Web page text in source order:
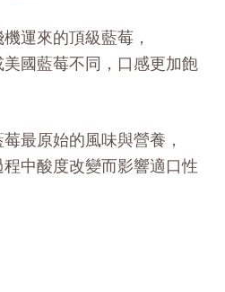
運來的頂級藍莓，
國藍莓不同，口感更加飽
最原始的風味與營養，
中酸度改變而影響適口性